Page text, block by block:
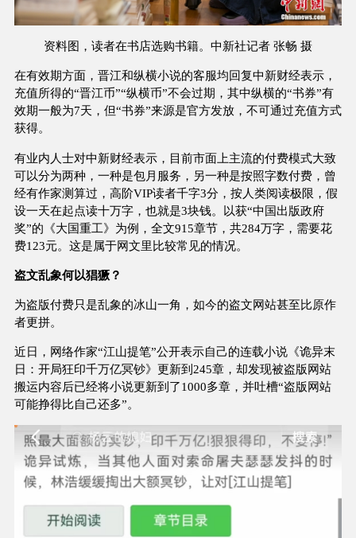
资料图，读者在书店选购书籍。中新社记者 张畅 摄
在有效期方面，晋江和纵横小说的客服均回复中新财经表示，
充值所得的“晋江币”“纵横币”不会过期，其中纵横的“书券”有
效期一般为7天，但“书券”来源是官方发放，不可通过充值方式
获得。
有业内人士对中新财经表示，目前市面上主流的付费模式大致
可以分为两种，一种是包月服务，另一种是按照字数付费，曾
经有作家测算过，高阶VIP读者千字3分，按人类阅读极限，假
设一天在起点读十万字，也就是3块钱。以获“中国出版政府
奖”的《大国重工》为例，全文915章节，共284万字，需要花
费123元。这是属于网文里比较常见的情况。
盗文乱象何以猖獗？
为盗版付费只是乱象的冰山一角，如今的盗文网站甚至比原作
者更拼。
近日，网络作家“江山提笔”公开表示自己的连载小说《诡异末
日：开局狂印千万亿冥钞》更新到245章，却发现被盗版网站
搬运内容后已经将小说更新到了1000多章，并吐槽“盗版网站
可能挣得比自己还多”。